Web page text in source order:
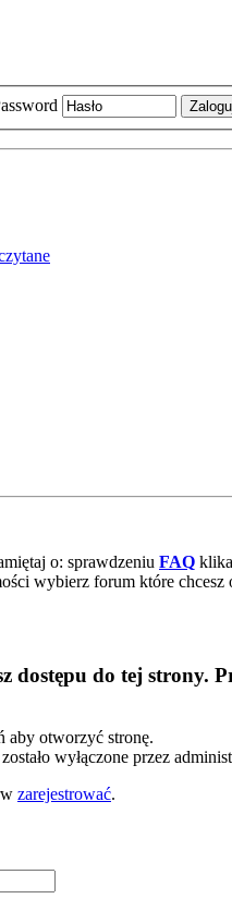
o: sprawdzeniu FAQ
wybierz forum które chcesz
dostępu do tej strony.
aby otworzyć stronę.
wyłączone przez
zarejestrować.